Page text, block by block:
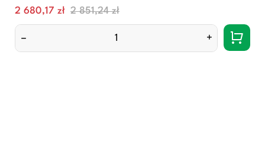
Cena
2 680,17 zł Normalna
cena
2 851,24 zł
– +